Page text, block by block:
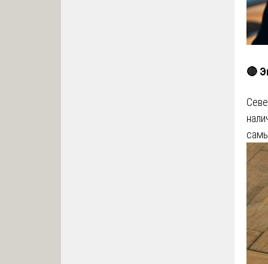
🔴